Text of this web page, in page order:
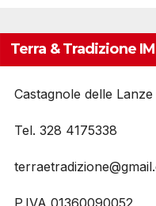
Terra & Tradizione
Castagnole delle
Tel. 328 4175338
P.IVA 01360090052